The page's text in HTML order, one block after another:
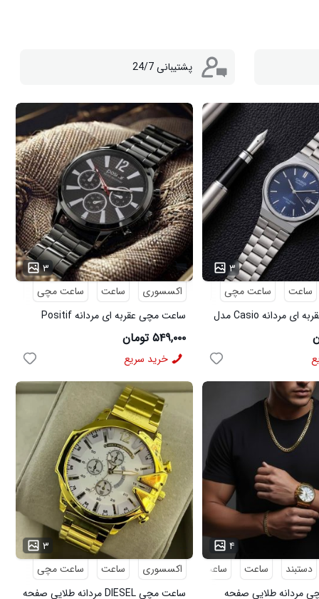
پشتیبانی 24/7
۳
ساعت ساعت مچی
عقربه ای
ساعت مچی عقربه ای مردانه Casio مدل
۳
اکسسوری
ساعت ساعت مچی
ساعت مچی عقربه ای مردانه Positif
مدل 50226
۵۴۹,۰۰۰ تومان
خرید سریع
۴
دستبند ساعت ساعت مچی
گردنبند
مردانه طلایی صفحه
۳
اکسسوری
ساعت
ساعت مچی
ساعت مچی DIESEL مردانه طلایی صفحه